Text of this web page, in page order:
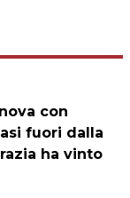
con
fuori dalla
ha vinto